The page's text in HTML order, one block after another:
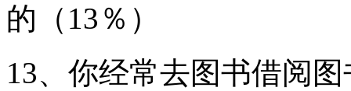
的（13％）
13、你经常去图书借阅